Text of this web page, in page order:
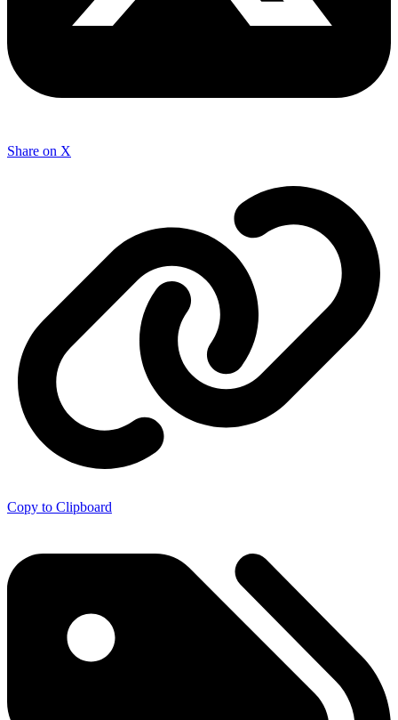
Share on X
Copy to Clipboard